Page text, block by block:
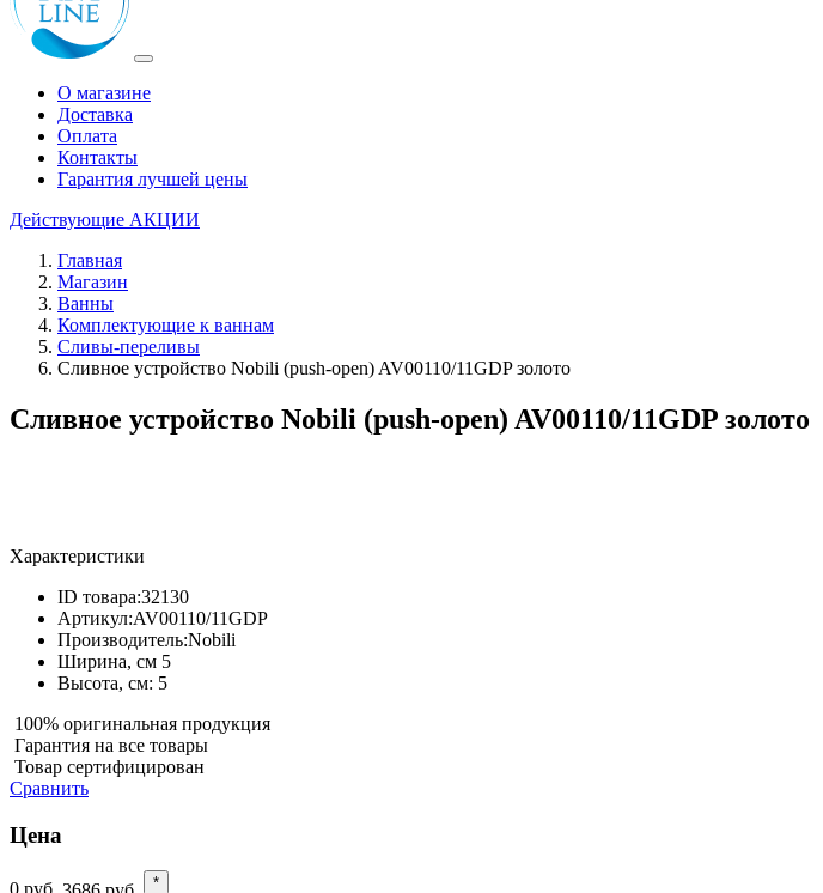
О магазине
Доставка
Оплата
Контакты
Гарантия лучшей цены
Действующие АКЦИИ
Главная
Магазин
Ванны
Комплектующие к ваннам
Сливы-переливы
Сливное устройство Nobili (push-open) AV00110/11GDP золото
Сливное устройство Nobili (push-open) AV00110/11GDP золото
Характеристики
ID товара:32130
Артикул:AV00110/11GDP
Производитель:Nobili
Ширина, см 5
Высота, см: 5
100% оригинальная продукция
Гарантия на все товары
Товар сертифицирован
Сравнить
Цена
*